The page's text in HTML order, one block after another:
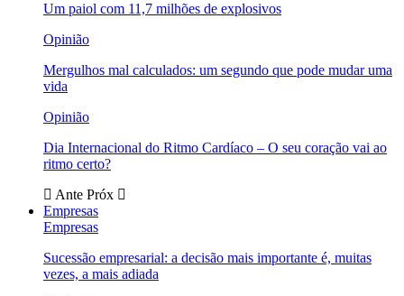
Um paiol com 11,7 milhões de explosivos
Opinião
Mergulhos mal calculados: um segundo que pode mudar uma
vida
Opinião
Dia Internacional do Ritmo Cardíaco – O seu coração vai ao
ritmo certo?
Ante Próx
Empresas
Empresas
Sucessão empresarial: a decisão mais importante é, muitas
vezes, a mais adiada